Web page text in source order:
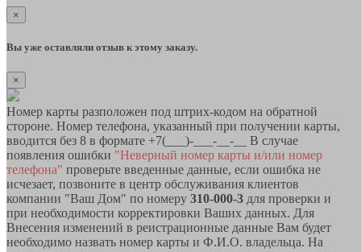
×
Вы уже оставляли отзыв к этому заказу.
×
Номер карты разположен под штрих-кодом на обратной
стороне. Номер телефона, указанный при получении карты,
вводится без 8 в формате +7(___)-___-__-__ В случае
появления ошибки "Неверный номер карты и/или номер
телефона" проверьте введенные данные, если ошибка не
исчезает, позвоните в центр обслуживания клиентов
компании "Ваш Дом" по номеру 310-000-3 для проверки и
при необходимости корректировки Ваших данных. Для
Внесения изменений в реистрационные данные Вам будет
необходимо назвать номер карты и Ф.И.О. владельца. На